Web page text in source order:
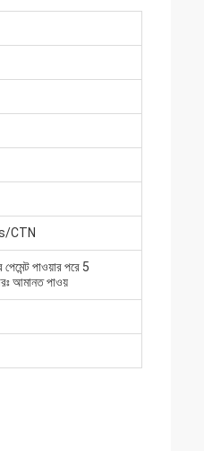
CTN
পাওয়ার পরে 5
আমানত পাওয়